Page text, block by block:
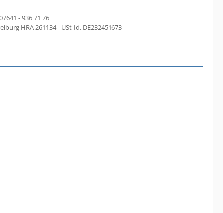
- 936 71 76
HRA 261134 - USt-Id. DE232451673